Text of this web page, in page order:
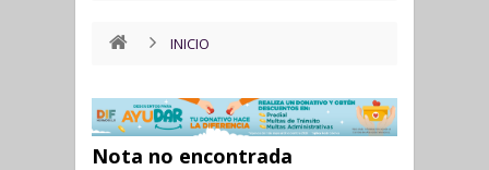
INICIO
Nota no encontrada